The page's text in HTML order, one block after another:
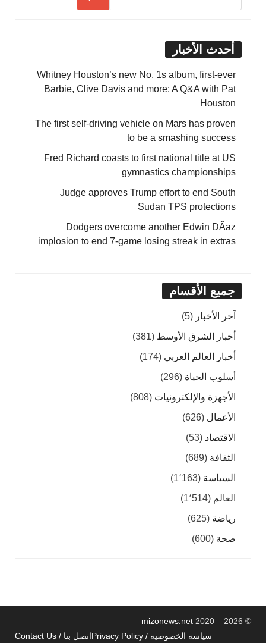
أحدث الأخبار
Whitney Houston’s new No. 1s album, first-ever
Barbie, Clive Davis and more: A Q&A with Pat
Houston
The first self-driving vehicle on Mars has proven
to be a smashing success
Fred Richard coasts to first national title at US
gymnastics championships
Judge approves Trump effort to end South
Sudan TPS protections
Dodgers overcome another Edwin DÃ­az
implosion to end 7-game losing streak in extras
جميع الأقسام
آخر الأخبار (5)
أخبار الشرق الأوسط (381)
أخبار العالم العربي (174)
أسلوب الحياة (296)
الأجهزة والإلكترونيات (808)
الأعمال (626)
الاقتصاد (53)
الثقافة (689)
السياسة (1٬163)
العالم (1٬514)
رياضة (625)
صحة (600)
©
mizonews.net 2020 – 2026
سياسة الخصوصية / Privacy Policy
اتصل بنا / Contact Us